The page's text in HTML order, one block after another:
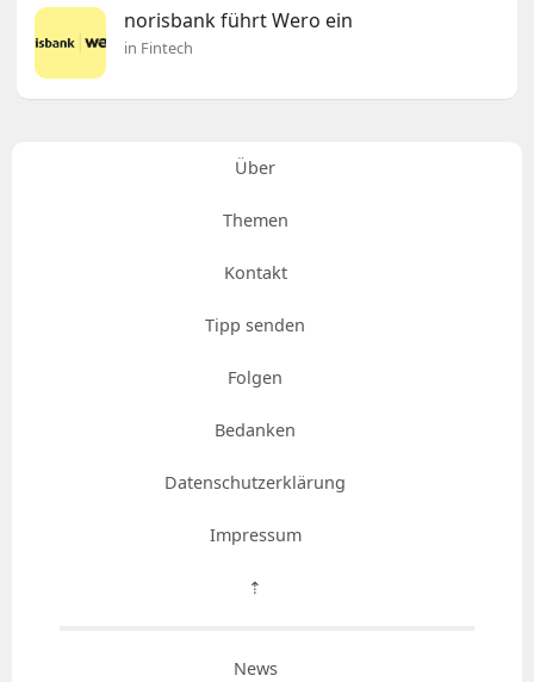
norisbank führt Wero ein
in Fintech
Über
Themen
Kontakt
Tipp senden
Folgen
Bedanken
Datenschutzerklärung
Impressum
⇡
News